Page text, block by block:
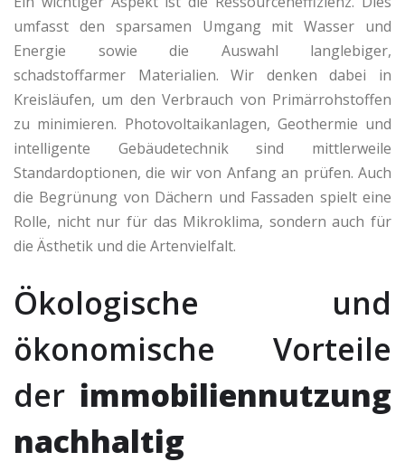
umfasst den sparsamen Umgang mit Wasser und
Energie sowie die Auswahl langlebiger,
schadstoffarmer Materialien. Wir denken dabei in
Kreisläufen, um den Verbrauch von Primärrohstoffen
zu minimieren. Photovoltaikanlagen, Geothermie und
intelligente Gebäudetechnik sind mittlerweile
Standardoptionen, die wir von Anfang an prüfen. Auch
die Begrünung von Dächern und Fassaden spielt eine
Rolle, nicht nur für das Mikroklima, sondern auch für
die Ästhetik und die Artenvielfalt.
Ökologische und
ökonomische Vorteile
der immobiliennutzung
nachhaltig